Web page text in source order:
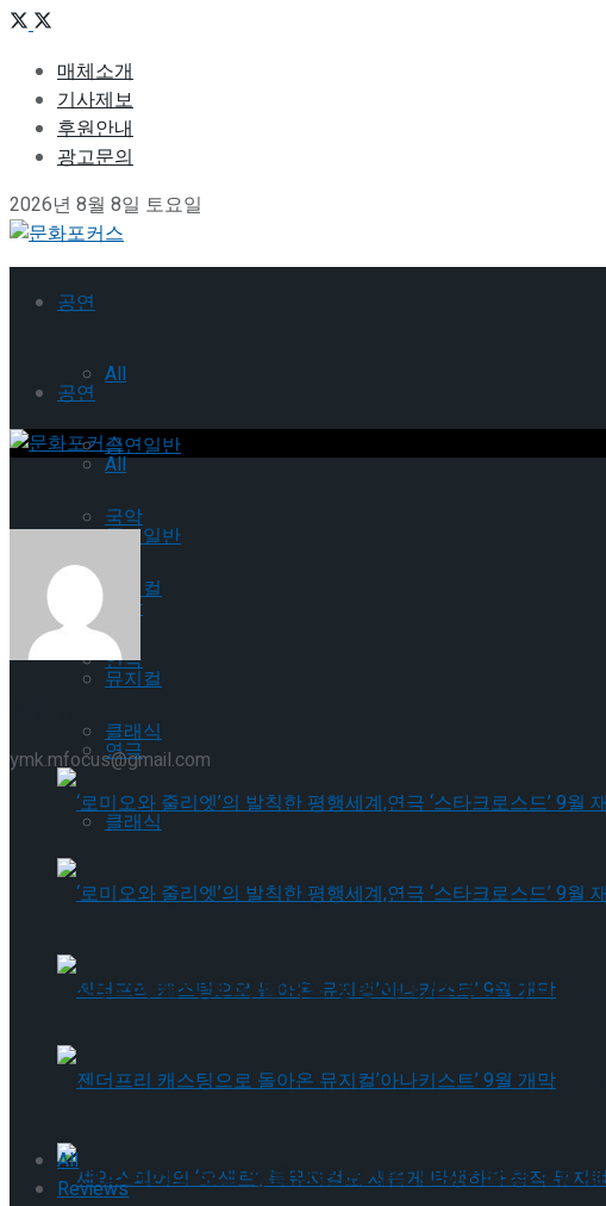
매체소개
기사제보
후원안내
광고문의
2026년 8월 8일 토요일
공연
All
공연일반
국악
뮤지컬
연극
클래식
‘로미오와 줄리엣’의 발칙한 평행세계,연극 ‘스타크로스
젠더프리 캐스팅으로 돌아온 뮤지컬’아나키스트’ 9월 개
공연
All
공연일반
국악
뮤지컬
연극
클래식
‘로미오와 줄리엣’의 발칙한 평행세계,연극 ‘스타크로스
젠더프리 캐스팅으로 돌아온 뮤지컬’아나키스트’ 9월
ymk.mfocus@gmail.com
All
Reviews